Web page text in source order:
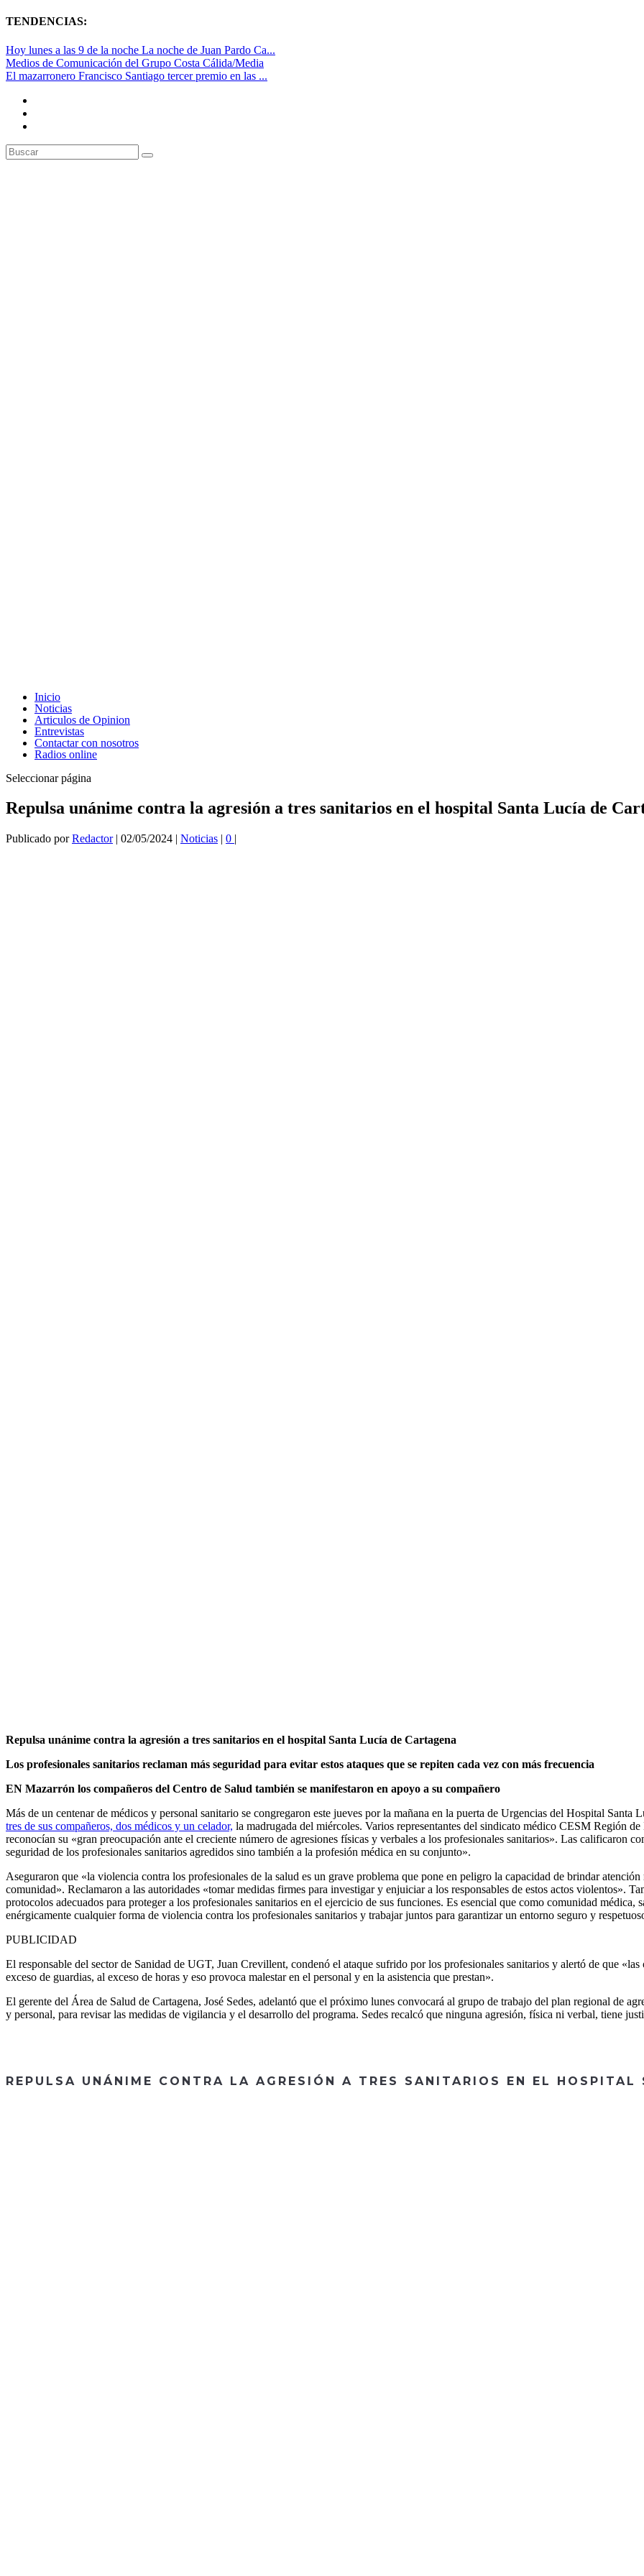
TENDENCIAS:
Hoy lunes a las 9 de la noche La noche de Juan Pardo Ca...
Medios de Comunicación del Grupo Costa Cálida/Media
El mazarronero Francisco Santiago tercer premio en las ...
Inicio
Noticias
Articulos de Opinion
Entrevistas
Contactar con nosotros
Radios online
Seleccionar página
Repulsa unánime contra la agresión a tres sanitarios en el hospital Santa Lucía de
Publicado porRedactor| 02/05/2024 | Noticias | 0 |
Repulsa unánime contra la agresión a tres sanitarios en el hospital Santa Lucía de Cartagena
Los profesionales sanitarios reclaman más seguridad para evitar estos ataques que se repiten cada vez con más frecuencia
EN Mazarrón los compañeros del Centro de Salud también se manifestaron en apoyo a su compañero
Más de un centenar de médicos y personal sanitario se congregaron este jueves por la mañana en la puerta de Urgencias del Hospital Santa
tres de sus compañeros, dos médicos y un celador, la madrugada del miércoles. Varios representantes del sindicato médico CESM Región
reconocían su «gran preocupación ante el creciente número de agresiones físicas y verbales a los profesionales sanitarios». Las calificaron
seguridad de los profesionales sanitarios agredidos sino también a la profesión médica en su conjunto».
Aseguraron que «la violencia contra los profesionales de la salud es un grave problema que pone en peligro la capacidad de brindar
comunidad». Reclamaron a las autoridades «tomar medidas firmes para investigar y enjuiciar a los responsables de estos actos violentos».
protocolos adecuados para proteger a los profesionales sanitarios en el ejercicio de sus funciones. Es esencial que como comunidad
enérgicamente cualquier forma de violencia contra los profesionales sanitarios y trabajar juntos para garantizar un entorno seguro y
PUBLICIDAD
El responsable del sector de Sanidad de UGT, Juan Crevillent, condenó el ataque sufrido por los profesionales sanitarios y alertó de que
exceso de guardias, al exceso de horas y eso provoca malestar en el personal y en la asistencia que prestan».
El gerente del Área de Salud de Cartagena, José Sedes, adelantó que el próximo lunes convocará al grupo de trabajo del plan regional de
y personal, para revisar las medidas de vigilancia y el desarrollo del programa. Sedes recalcó que ninguna agresión, física ni verbal, tiene
REPULSA UNÁNIME CONTRA LA AGRESIÓN A TRES SANITARIOS EN EL